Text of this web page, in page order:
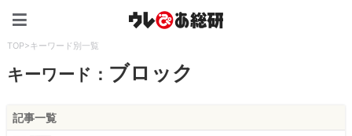
TOP>キーワード別一覧
キーワード： ブロック
記事一覧